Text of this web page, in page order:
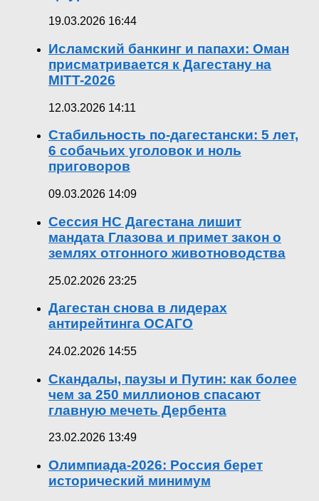
19.03.2026 16:44
Исламский банкинг и папахи: Оман
присматривается к Дагестану на
MITT-2026
12.03.2026 14:11
Стабильность по-дагестански: 5 лет,
6 собачьих уголовок и ноль
приговоров
09.03.2026 14:09
Сессия НС Дагестана лишит
мандата Глазова и примет закон о
землях отгонного животноводства
25.02.2026 23:25
Дагестан снова в лидерах
антирейтинга ОСАГО
24.02.2026 14:55
Скандалы, паузы и Путин: как более
чем за 250 миллионов спасают
главную мечеть Дербента
23.02.2026 13:49
Олимпиада-2026: Россия берет
исторический минимум